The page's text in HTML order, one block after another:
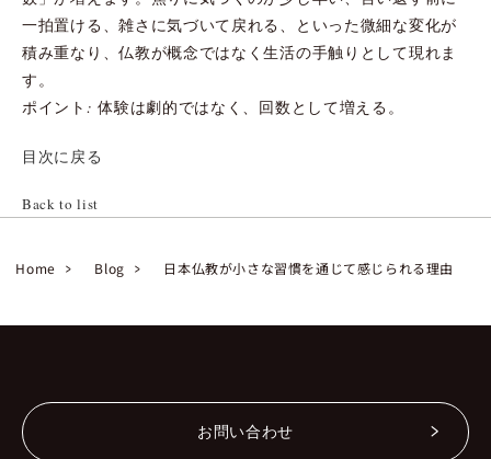
一拍置ける、雑さに気づいて戻れる、といった微細な変化が
積み重なり、仏教が概念ではなく生活の手触りとして現れま
す。
ポイント: 体験は劇的ではなく、回数として増える。
目次に戻る
Back to list
Home Blog 日本仏教が小さな習慣を通じて感じられる理由
お問い合わせ